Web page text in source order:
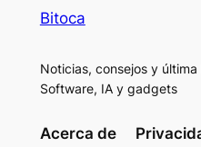
Bitoca
Noticias, consejos y
Software, IA y gadgets
Acerca de